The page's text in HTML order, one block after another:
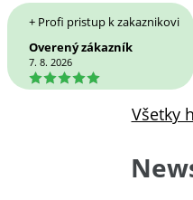
+ Profi pristup k zakaznikovi
Overený zákazník
7. 8. 2026
5
Všetky